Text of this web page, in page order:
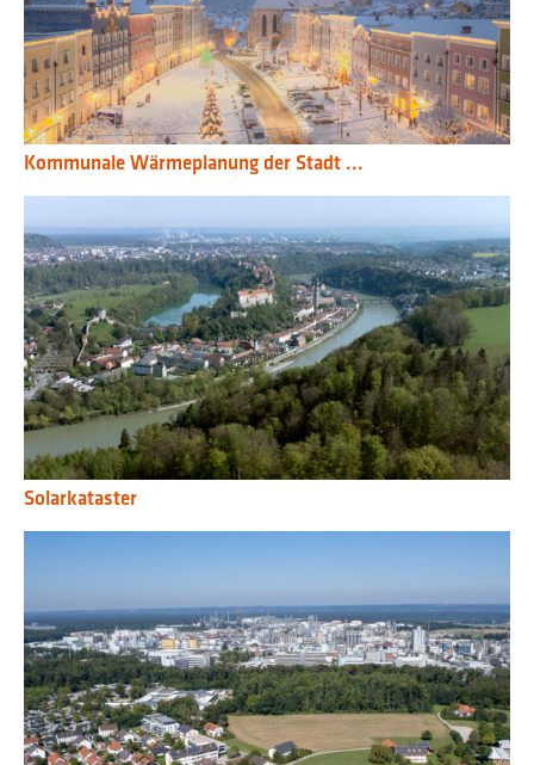
Kommunale Wärmeplanung der Stadt ...
Solarkataster